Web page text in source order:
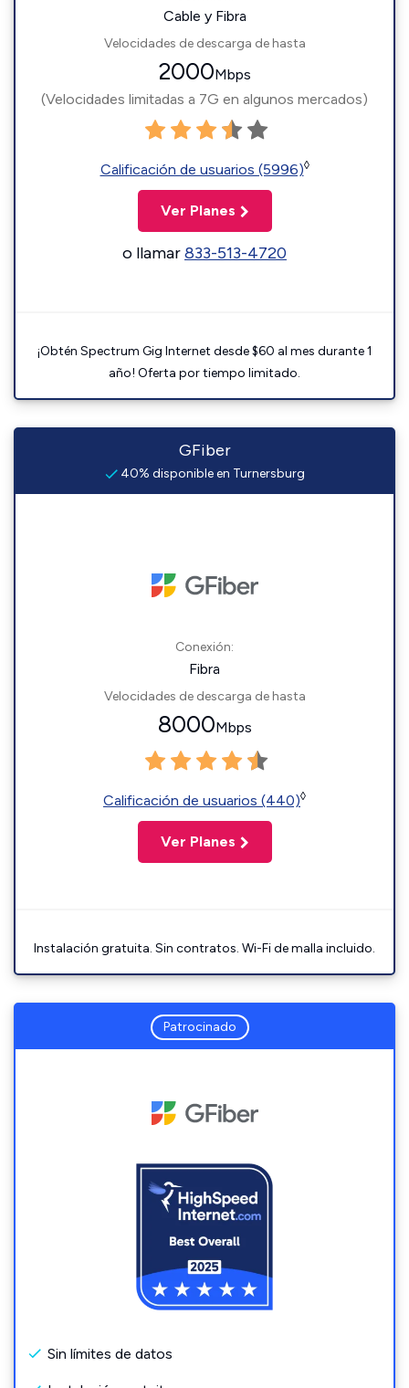
Cable y Fibra
Velocidades de descarga de hasta
2000Mbps
(Velocidades limitadas a 7G en algunos mercados)
Calificación de usuarios (5996)◊
Ver Planes
o llamar833-513-4720
¡Obtén Spectrum Gig Internet desde $60 al mes durante 1
año! Oferta por tiempo limitado.
GFiber
40% disponible en Turnersburg
Conexión:
Fibra
Velocidades de descarga de hasta
8000Mbps
Calificación de usuarios (440)◊
Ver Planes
Instalación gratuita. Sin contratos. Wi-Fi de malla incluido.
Patrocinado
Sin límites de datos